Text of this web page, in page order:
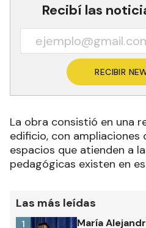
Recibí las
RECIBIR
La obra consistió en una
edificio, con ampliaciones
espacios que atienden a
pedagógicas existen en
Las más leídas
María
1